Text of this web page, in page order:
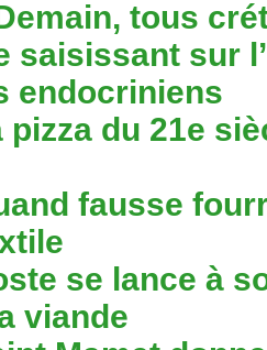
tous
saisissant sur
endocriniens
pizza du 21e
fausse
se lance à
viande